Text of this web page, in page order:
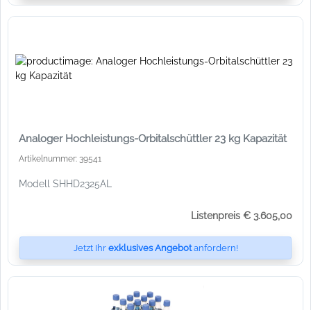
Analoger Hochleistungs-Orbitalschüttler 23 kg Kapazität
Artikelnummer: 39541
Modell SHHD2325AL
Listenpreis € 3.605,00
Jetzt Ihr exklusives Angebotanfordern!